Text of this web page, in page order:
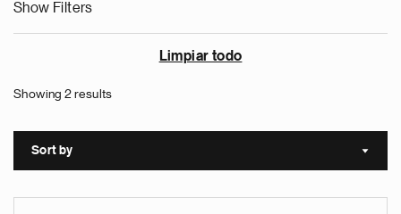
Show Filters
Limpiar todo
Showing 2 results
Sort by Sort